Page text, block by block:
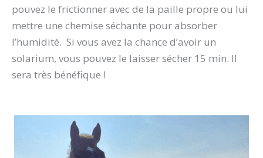
pouvez le frictionner avec de la paille propre ou lui
mettre une chemise séchante pour absorber
l’humidité. Si vous avez la chance d’avoir un
solarium, vous pouvez le laisser sécher 15 min. Il
sera très bénéfique !